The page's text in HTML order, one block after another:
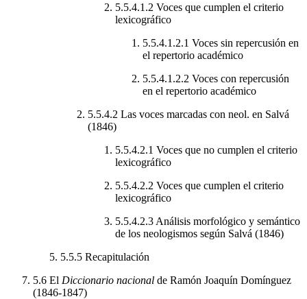
5.5.4.1.2 Voces que cumplen el criterio
lexicográfico
5.5.4.1.2.1 Voces sin repercusión en
el repertorio académico
5.5.4.1.2.2 Voces con repercusión
en el repertorio académico
5.5.4.2 Las voces marcadas con neol. en Salvá
(1846)
5.5.4.2.1 Voces que no cumplen el criterio
lexicográfico
5.5.4.2.2 Voces que cumplen el criterio
lexicográfico
5.5.4.2.3 Análisis morfológico y semántico
de los neologismos según Salvá (1846)
5.5.5 Recapitulación
5.6 El Diccionario nacional de Ramón Joaquín Domínguez
(1846-1847)